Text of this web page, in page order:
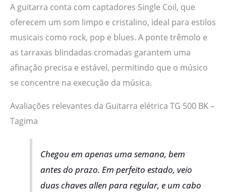
A guitarra conta com captadores Single Coil, que
oferecem um som limpo e cristalino, ideal para estilos
musicais como rock, pop e blues. A ponte trêmolo e
as tarraxas blindadas cromadas garantem uma
afinação precisa e estável, permitindo que o músico
se concentre na execução da música.
Avaliações relevantes da Guitarra elétrica TG 500 BK –
Tagima
Chegou em apenas uma semana, bem
antes do prazo. Em perfeito estado, veio
duas chaves allen para regular, e um cabo